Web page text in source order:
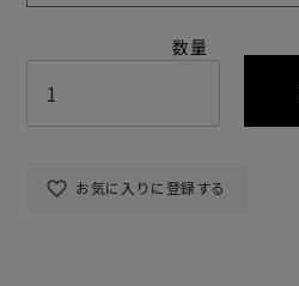
お気に入りに登録する